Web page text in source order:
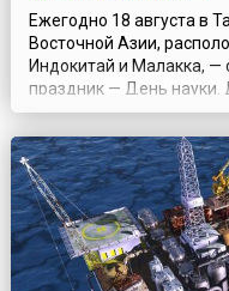
Ежегодно 18 августа в
Восточной Азии,
Индокитай и Малакка, —
праздник — День науки.
не случайно и
наблюдения королем
затмения в 1868 году.
назван «отцом науки